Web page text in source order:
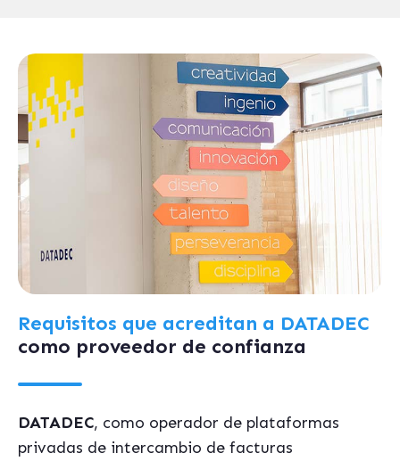
Requisitos que acreditan a DATADEC
como proveedor de confianza
DATADEC, como operador de plataformas
privadas de intercambio de facturas